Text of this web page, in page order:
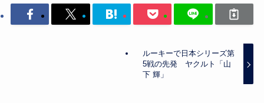
ルーキーで日本シリーズ第
5戦の先発 ヤクルト「山
下 輝」